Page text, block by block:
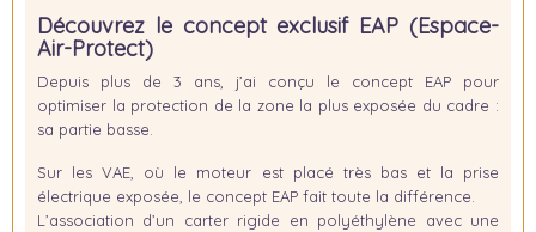
Découvrez le concept exclusif EAP (Espace-
Air-Protect)
Depuis plus de 3 ans, j’ai conçu le concept EAP pour
optimiser la protection de la zone la plus exposée du cadre :
sa partie basse.
Sur les VAE, où le moteur est placé très bas et la prise
électrique exposée, le concept EAP fait toute la différence.
L’association d’un carter rigide en polyéthylène avec une